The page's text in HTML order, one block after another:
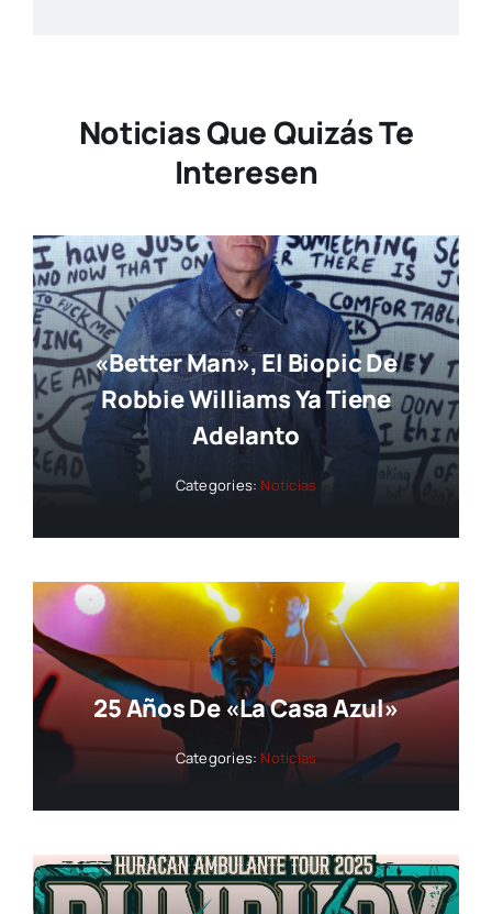
Noticias Que Quizás Te
Interesen
«Better Man», El Biopic De
Robbie Williams Ya Tiene
Adelanto
Categories: Noticias
25 Años De «La Casa Azul»
Categories: Noticias